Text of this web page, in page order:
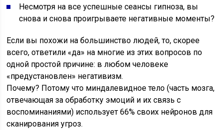
Несмотря на все успешные сеансы гипноза, вы
снова и снова проигрываете негативные моменты?
Если вы похожи на большинство людей, то, скорее
всего, ответили «да» на многие из этих вопросов по
одной простой причине: в любом человеке
«предустановлен» негативизм.
Почему? Потому что миндалевидное тело (часть мозга,
отвечающая за обработку эмоций и их связь с
воспоминаниями) использует 66% своих нейронов для
сканирования угроз.